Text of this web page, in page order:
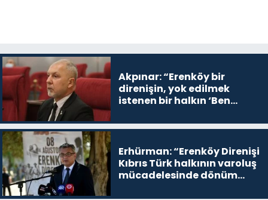
Akpınar: “Erenköy bir
direnişin, yok edilmek
istenen bir halkın ‘Ben
devam edeceğim’ dediği
Erhürman: “Erenköy Direnişi
Kıbrıs Türk halkının varoluş
mücadelesinde dönüm